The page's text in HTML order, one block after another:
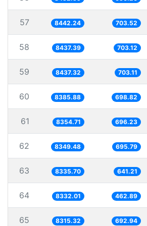
57 8442.24 703.52
58 8437.39 703.12
59 8437.32 703.11
60 8385.88 698.82
61 8354.71 696.23
62 8349.48 695.79
63 8335.70 641.21
64 8332.01 462.89
65 8315.32 692.94